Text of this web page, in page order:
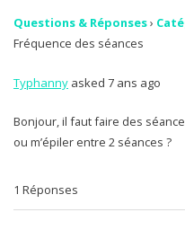
Questions & Réponses›
Fréquence des séances
Typhanny asked 7 ans ago
Bonjour, il faut faire des
ou m’épiler entre 2 séances ?
1 Réponses